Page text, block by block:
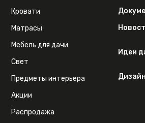
Кровати
Матрасы
Мебель для дачи
Свет
Предметы интерьера
Акции
Распродажа
Идеи